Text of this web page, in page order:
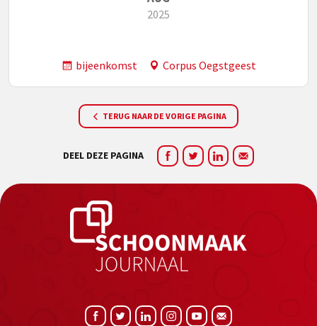
2025
bijeenkomst Corpus Oegstgeest
TERUG NAAR DE VORIGE PAGINA
DEEL DEZE PAGINA